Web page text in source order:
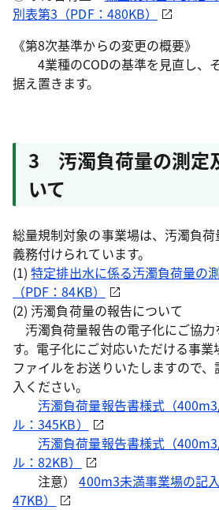
別表第3（PDF：480KB）
《第8次基準からの変更の概要》
4業種のCODの基準を見直し、
据え置きます。
3 汚濁負荷量の測定
いて
総量規制対象の事業場は、汚濁負
義務付けられています。
(1)特定排出水に係る汚濁負荷量の
（PDF：84KB）
(2) 汚濁負荷量の報告について
汚濁負荷量報告の電子化にご協力
す。電子化にご対応いただける事
ファイルをお送りいたしますので
入ください。
汚濁負荷量報告書様式（
ル：345KB）
汚濁負荷量報告書様式（
ル：82KB）
注意）400m3未満事業場の記
47KB）